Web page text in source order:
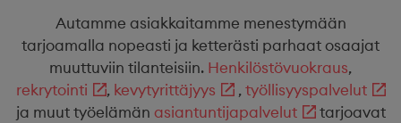
Autamme asiakkaitamme menestymään
tarjoamalla nopeasti ja ketterästi parhaat osaajat
muuttuviin tilanteisiin. Henkilöstövuokraus,
rekrytointi
, kevytyrittäjyys ,työllisyyspalvelut
ja muut työelämän asiantuntijapalvelut
tarjoavat